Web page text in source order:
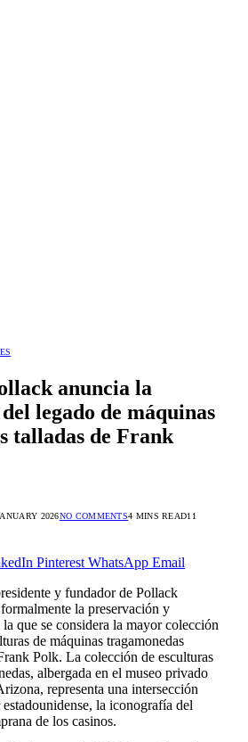
anuncia la
legado de máquinas
talladas de Frank
2026NO COMMENTS4 MINS READ11
Pinterest WhatsApp Email
y fundador de Pollack
la preservación y
que se considera la mayor colección
de máquinas tragamonedas
Polk. La colección de esculturas
albergada en el museo privado
representa una intersección
la iconografía del
de los casinos.